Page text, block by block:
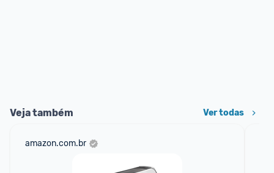
Veja também Ver todas
amazon.com.br